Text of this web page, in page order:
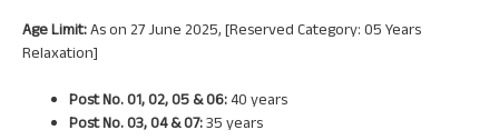
Age Limit:As on 27 June 2025, [Reserved Category: 05 Years
Relaxation]
Post No. 01, 02, 05 & 06:40 years
Post No. 03, 04 & 07:35 years